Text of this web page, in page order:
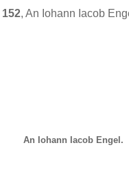
152, An Iohann Iacob
An Iohann Iacob Engel.